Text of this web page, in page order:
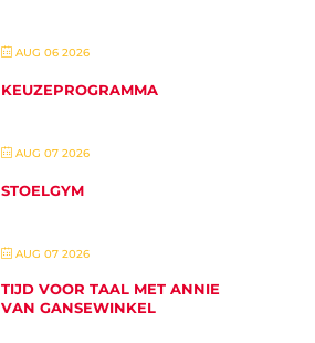
AUG 06 2026
KEUZEPROGRAMMA
AUG 07 2026
STOELGYM
AUG 07 2026
TIJD VOOR TAAL MET ANNIE
VAN GANSEWINKEL